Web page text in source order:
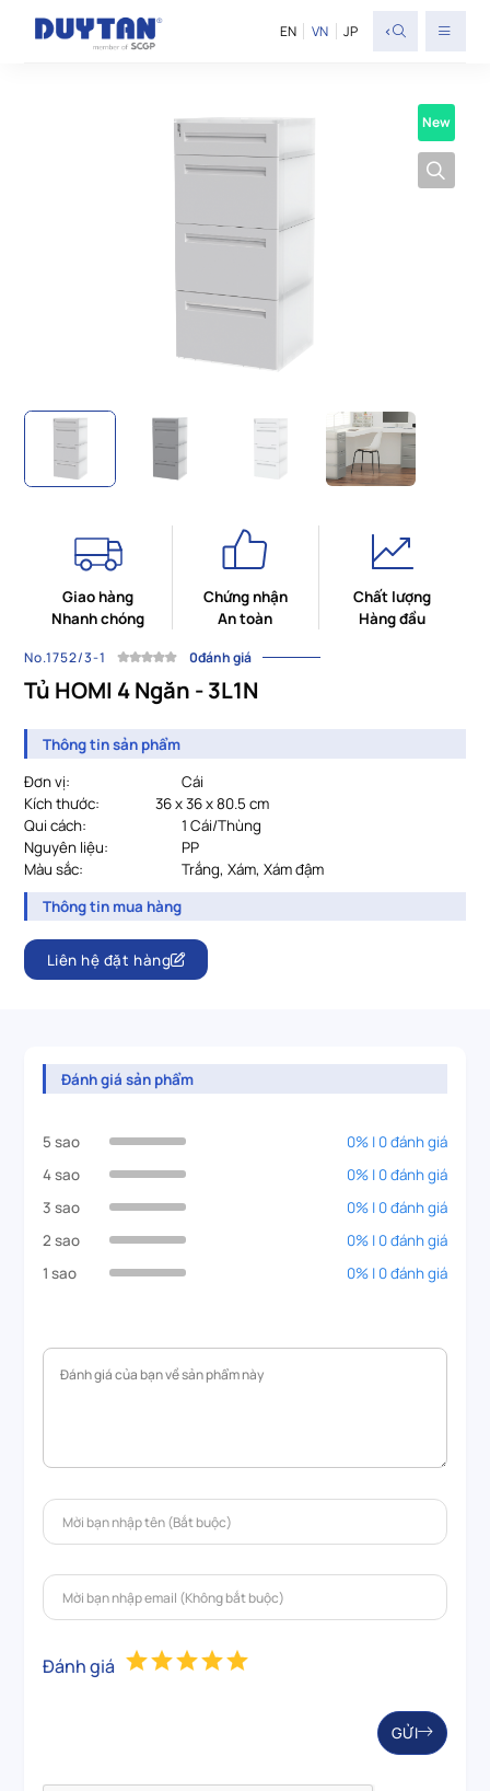
EN VN JP <
New
Giao hàng
Nhanh chóng
Chứng nhận
An toàn
Chất lượng
Hàng đầu
No.1752/3-1 0đánh giá
Tủ HOMI 4 Ngăn - 3L1N
Thông tin sản phẩm
Đơn vị:
Cái
Kích thước:
36 x 36 x 80.5 cm
Qui cách:
1 Cái/Thùng
Nguyên liệu:
PP
Màu sắc:
				Trắng, Xám, Xám đậm
Thông tin mua hàng
Liên hệ đặt hàng
Đánh giá sản phẩm
5 sao
0% | 0 đánh giá
4 sao
0% | 0 đánh giá
3 sao
0% | 0 đánh giá
2 sao
0% | 0 đánh giá
1 sao
0% | 0 đánh giá
Đánh giá
GỬI